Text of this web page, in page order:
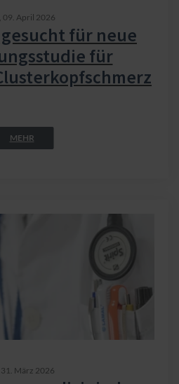
09. April 2026
für neue
für
MEHR
31. März 2026